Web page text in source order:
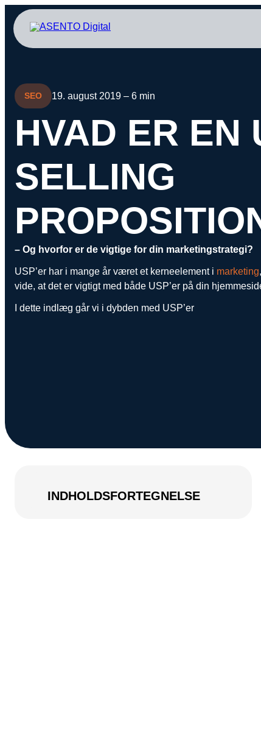
SEO
Programmatic SEO LinkedIn
SEO 19. august 2019 – 6 min
HVAD ER EN
SELLING
– Og hvorfor er de vigtige for din marketingstrategi?
USP’er har i mange år været et kerneelement i marketing
vide, at det er vigtigt med både USP’er på din
I dette indlæg går vi i dybden med USP’er
INDHOLDSFORTEGNELSE